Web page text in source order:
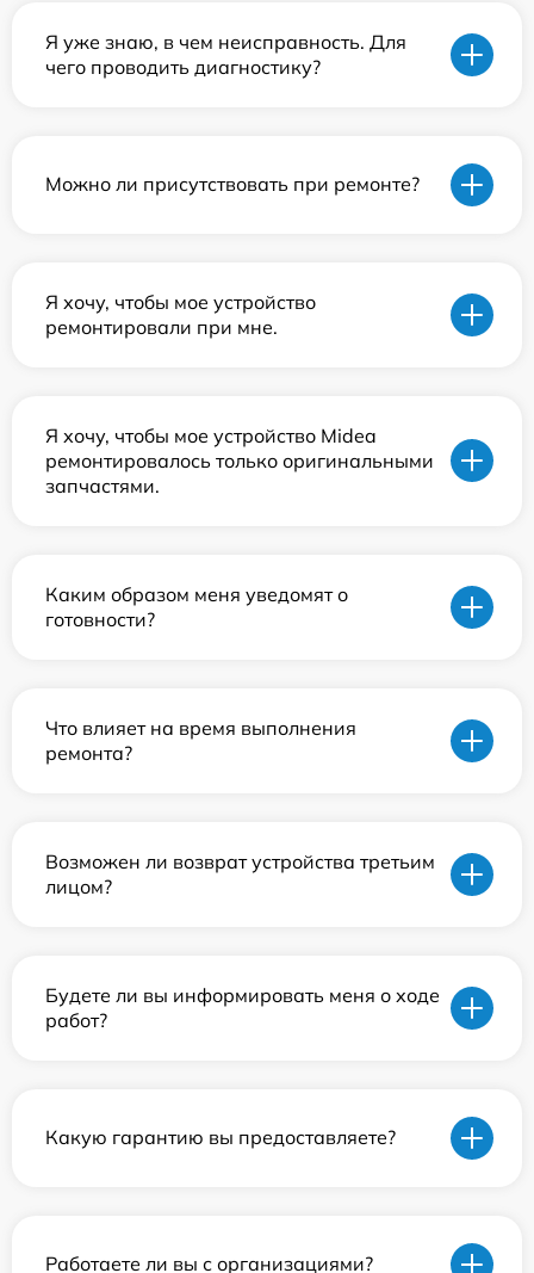
Я уже знаю, в чем неисправность. Для
чего проводить диагностику?
Можно ли присутствовать при ремонте?
Я хочу, чтобы мое устройство
ремонтировали при мне.
Я хочу, чтобы мое устройство Midea
ремонтировалось только оригинальными
запчастями.
Каким образом меня уведомят о
готовности?
Что влияет на время выполнения
ремонта?
Возможен ли возврат устройства третьим
лицом?
Будете ли вы информировать меня о ходе
работ?
Какую гарантию вы предоставляете?
Работаете ли вы с организациями?